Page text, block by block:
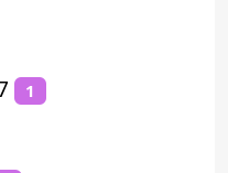
1